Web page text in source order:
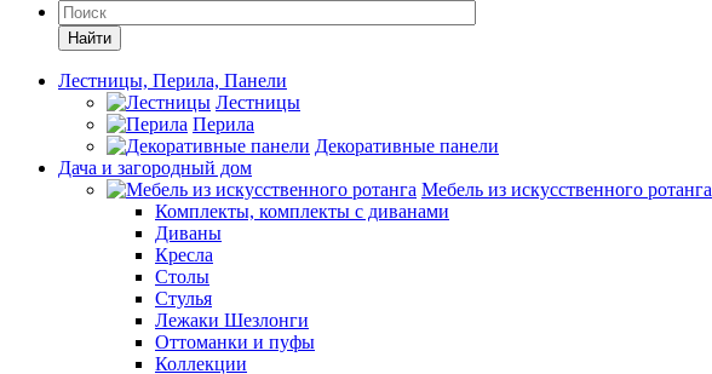
Найти
Лестницы, Перила, Панели
Лестницы
Перила
Декоративные панели
Дача и загородный дом
Мебель из искусственного ротанга
Комплекты, комплекты с диванами
Диваны
Кресла
Столы
Стулья
Лежаки Шезлонги
Оттоманки и пуфы
Коллекции